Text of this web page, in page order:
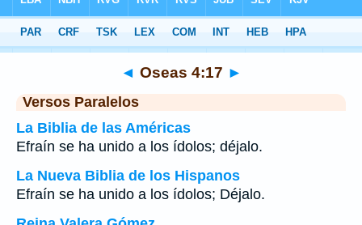
>Oseas> Capítulo 4> Verso 17
◄ Oseas 4:17 ►
Versos Paralelos
La Biblia de las Américas
Efraín se ha unido a los ídolos; déjalo.
La Nueva Biblia de los Hispanos
Efraín se ha unido a los ídolos; Déjalo.